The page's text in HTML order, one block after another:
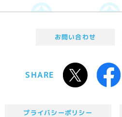
お問い合わせ
SHARE
プライバシーポリシー